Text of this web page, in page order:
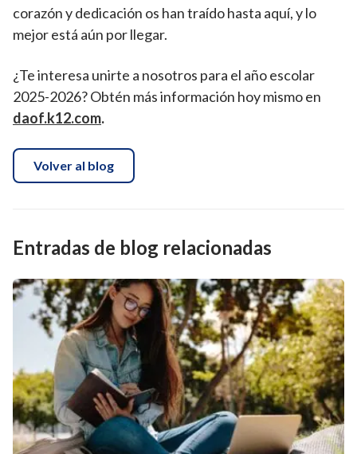
corazón y dedicación os han traído hasta aquí, y lo
mejor está aún por llegar.
¿Te interesa unirte a nosotros para el año escolar
2025-2026? Obtén más información hoy mismo en
daof.k12.com.
Volver al blog
Entradas de blog relacionadas